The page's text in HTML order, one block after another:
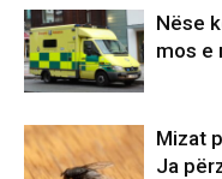
Nëse
mos e
Mizat
Ja